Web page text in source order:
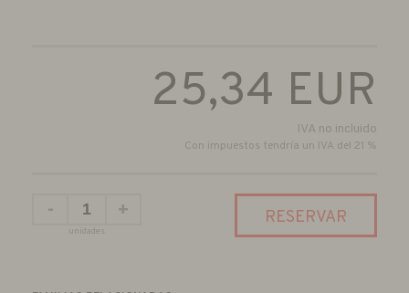
25,34 EUR
IVA no incluido
Con impuestos tendría un IVA del 21 %
-
unidades
+ RESERVAR